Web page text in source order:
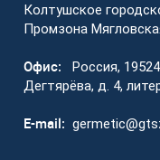
Колтушское
Промзона
Офис:
Россия,
Дегтярёва, д. 4,
E-mail: